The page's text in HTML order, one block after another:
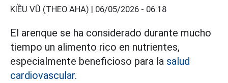
KIỀU VŨ (THEO AHA) | 06/05/2026 - 06:18
El arenque se ha considerado durante mucho
tiempo un alimento rico en nutrientes,
especialmente beneficioso para la salud
cardiovascular.